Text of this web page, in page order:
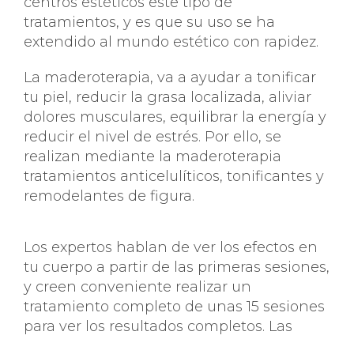
tratamientos, y es que su uso se ha
extendido al mundo estético con rapidez.
La maderoterapia, va a ayudar a tonificar
tu piel, reducir la grasa localizada, aliviar
dolores musculares, equilibrar la energía y
reducir el nivel de estrés. Por ello, se
realizan mediante la maderoterapia
tratamientos anticelulíticos, tonificantes y
remodelantes de figura.
Los expertos hablan de ver los efectos en
tu cuerpo a partir de las primeras sesiones,
y creen conveniente realizar un
tratamiento completo de unas 15 sesiones
para ver los resultados completos. Las